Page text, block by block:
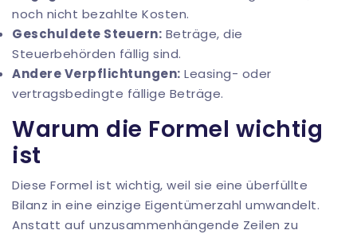
noch nicht bezahlte Kosten.
Geschuldete Steuern: Beträge, die
Steuerbehörden fällig sind.
Andere Verpflichtungen: Leasing- oder
vertragsbedingte fällige Beträge.
Warum die Formel wichtig
ist
Diese Formel ist wichtig, weil sie eine überfüllte
Bilanz in eine einzige Eigentümerzahl umwandelt.
Anstatt auf unzusammenhängende Zeilen zu